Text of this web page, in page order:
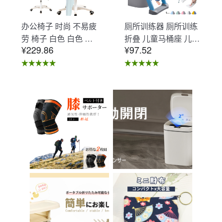
办公椅子 时尚 不易疲
劳 椅子 白色 白色 办
公椅子 不易疲劳 学习
椅 北欧 儿童 椅子 学
椅子 在家办公 Asher
Brilliant C-56
¥229.86
厕所训练器 厕所训练
折叠 儿童马桶座 儿童
马桶辅助 收纳式马桶
座 小孩马桶座 儿童厕
女孩 儿童 孩子 儿童
马桶训练 免邮 踏步器
厕所
¥97.52